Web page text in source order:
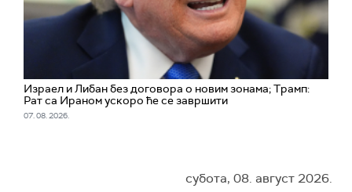
Израел и Либан без договора о новим зонама; Трамп:
Рат са Ираном ускоро ће се завршити
07. 08. 2026.
субота, 08. август 2026.